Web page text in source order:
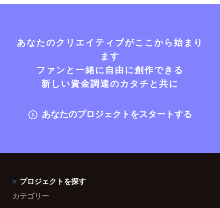
あなたのクリエイティブがここから始まり
ます
ファンと一緒に自由に創作できる
新しい資金調達のカタチと共に
あなたのプロジェクトをスタートする
プロジェクトを探す
カテゴリー